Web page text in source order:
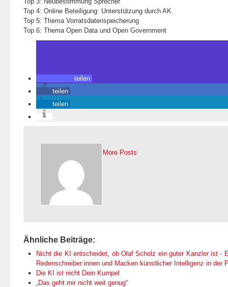
Top 4: Online Beteiligung: Unterstützung durch AK
Top 5: Thema Vorratsdatenspeicherung
Top 6: Thema Open Data und Open Government
teilen
teilen
teilen
More Posts
Ähnliche Beiträge:
Nicht die KI entscheidet, ob Olaf Scholz ein guter Kanzler ist -
Redenschreiber:innen und Macken künstlicher Intelligenz in der
Die KI ist nicht Dein Kumpel
„Das geht mir nicht weit genug“